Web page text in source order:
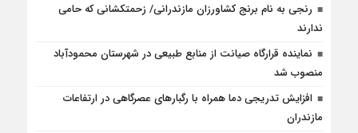
رنجی به نام برنج کشاورزان مازندرانی/ زحمتکشانی که حامی
ندارند
نماینده قرارگاه صیانت از منابع طبیعی در شهرستان محمودآباد
منصوب شد
افزایش تدریجی دما همراه با رگبارهای عصرگاهی در ارتفاعات
مازندران